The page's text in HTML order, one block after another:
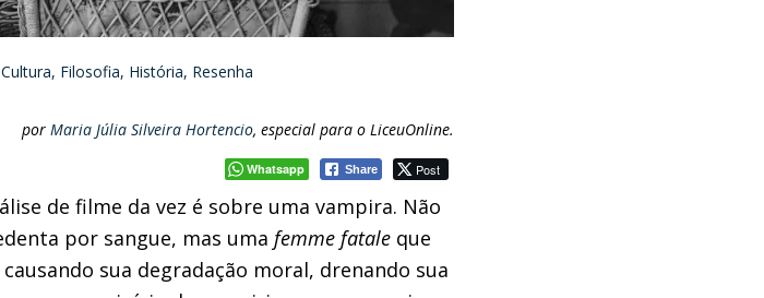
Cultura, Filosofia, História, Resenha
porMaria Júlia Silveira Hortencio, especial para o LiceuOnline.
Whatsapp Share Post
de filme da vez é sobre uma vampira. Não
por sangue, mas uma femme fataleque
sua degradação moral, drenando sua